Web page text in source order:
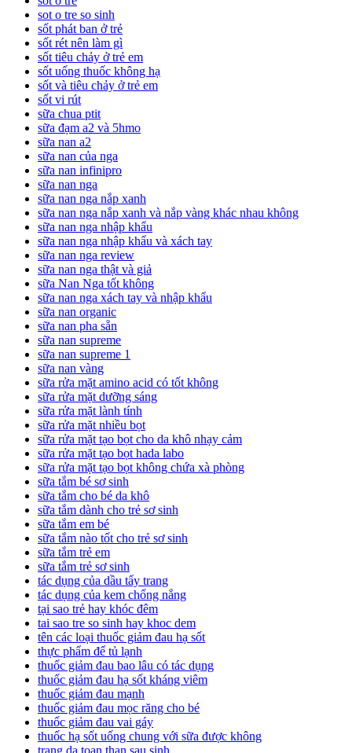
sot o tre so sinh
sốt phát ban ở trẻ
sốt rét nên làm gì
sốt tiêu chảy ở trẻ em
sốt uống thuốc không hạ
sốt và tiêu chảy ở trẻ em
sốt vi rút
sữa chua ptit
sữa đạm a2 và 5hmo
sữa nan a2
sữa nan của nga
sữa nan infinipro
sữa nan nga
sữa nan nga nắp xanh
sữa nan nga nắp xanh và nắp vàng khác nhau không
sữa nan nga nhập khẩu
sữa nan nga nhập khẩu và xách tay
sữa nan nga review
sữa nan nga thật và giả
sữa Nan Nga tốt không
sữa nan nga xách tay và nhập khẩu
sữa nan organic
sữa nan pha sẵn
sữa nan supreme
sữa nan supreme 1
sữa nan vàng
sữa rửa mặt amino acid có tốt không
sữa rửa mặt dưỡng sáng
sữa rửa mặt lành tính
sữa rửa mặt nhiều bọt
sữa rửa mặt tạo bọt cho da khô nhạy cảm
sữa rửa mặt tạo bọt hada labo
sữa rửa mặt tạo bọt không chứa xà phòng
sữa tắm bé sơ sinh
sữa tắm cho bé da khô
sữa tắm dành cho trẻ sơ sinh
sữa tắm em bé
sữa tắm nào tốt cho trẻ sơ sinh
sữa tắm trẻ em
sữa tắm trẻ sơ sinh
tác dụng của dầu tẩy trang
tác dụng của kem chống nắng
tại sao trẻ hay khóc đêm
tai sao tre so sinh hay khoc dem
tên các loại thuốc giảm đau hạ sốt
thực phẩm để tủ lạnh
thuốc giảm đau bao lâu có tác dụng
thuốc giảm đau hạ sốt kháng viêm
thuốc giảm đau mạnh
thuốc giảm đau mọc răng cho bé
thuốc giảm đau vai gáy
thuốc hạ sốt uống chung với sữa được không
trang da toan than sau sinh